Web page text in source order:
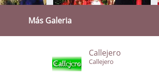
Más Galeria
Callejero
Callejero